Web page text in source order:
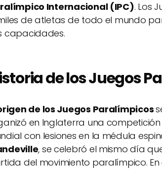
Internacional (IPC). Los
de atletas de todo el mundo
capacidades.
de los Juegos
de los Juegos Paralímpicos
en Inglaterra una
con lesiones en la médula
, se celebró el mismo día
del movimiento paralímpico.